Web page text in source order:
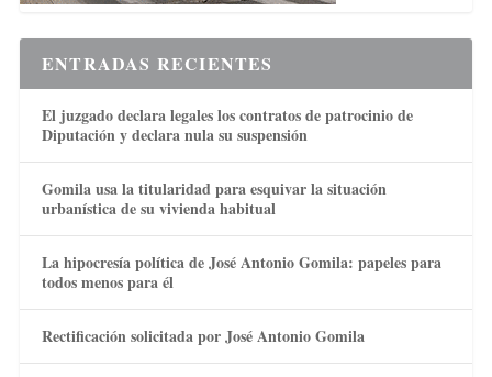
ENTRADAS RECIENTES
El juzgado declara legales los contratos de patrocinio de
Diputación y declara nula su suspensión
Gomila usa la titularidad para esquivar la situación
urbanística de su vivienda habitual
La hipocresía política de José Antonio Gomila: papeles para
todos menos para él
Rectificación solicitada por José Antonio Gomila